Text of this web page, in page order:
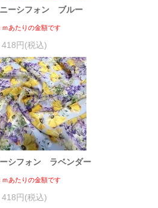
ーシフォン ブルー
ｍあたりの金額です
418円(税込)
シフォン ラベンダー
ｍあたりの金額です
418円(税込)